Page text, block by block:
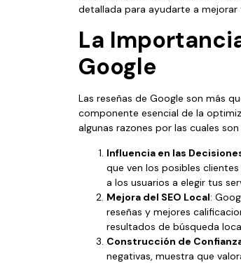
detallada para ayudarte a mejorar
La
Google
Las reseñas de Google son más
componente esencial de la
algunas razones por las cuales son
Influencia en las
que ven los posibles
a los usuarios a elegir tus
Mejora del SEO Local:
reseñas y mejores
resultados de búsqueda
Construcción de
negativas, muestra que